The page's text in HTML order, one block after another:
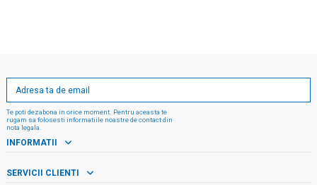
Te poti dezabona in orice moment. Pentru aceasta te
rugam sa folosesti informatiile noastre de contact din
nota legala.
INFORMATII
SERVICII CLIENTI